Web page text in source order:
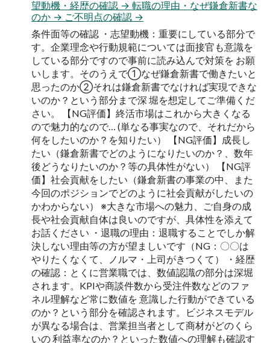
望動機・経歴の確認 → 転職の理由・なぜ鎌倉新書な
のか → ご不明点の確認 →
条件面等の確認 ・志望動機：重要にしている部分で
す。企業理念や行動規範については面接官も意識を
している部分ですので事前に読み込んで対策を お願
いします。そのうえで①なぜ鎌倉新書で働きたいと
思ったのか②それは鎌倉新書でなければ実現できな
いのか？という部分まで深 堀を想定してご準備くだ
さい。 【NG評価】終活市場はこれから大きくなる
ので魅力的なので… (単なる事実なので、それだから
何をしたいのか？を知りたい） 【NG評価】成長し
たい（鎌倉新書でどのようになりたいのか？、数年
後どうなりたいのか？等の具体性がない） 【NG評
価】社会貢献をしたい（鎌倉新書の事業の中、また
今回のポジションでどのように社会貢献がしたいの
かわからない） ※大きな市場への魅力、ご自身の成
長や社会貢献自体は良いのですが、具体性を添えて
お話ください ・退職の理由：退職することでしか解
決しない理由等の方が望ましいです（NG：〇〇は
やりたくなくて、ノルマ・上司がきつくて） ・経歴
の確認：とくに営業職では、数値認識の部分は深堀
されます。KPIや商談件数から受注件数などのファ
ネル理解など常に数値を 意識した行動ができている
のか？という部分を確認されます。ビジネスモデル
が異なる場合は、営業担当者として商材がどのくら
いの 利益率なのか？といった数値への理解も確認す